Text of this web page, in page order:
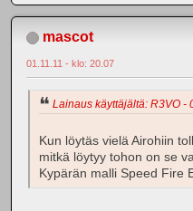
mascot
01.11.11 - klo: 20.07
Lainaus käyttäjältä: R3VO -
Kun löytäs vielä Airohiin
mitkä löytyy tohon on se
Kypärän malli Speed Fire